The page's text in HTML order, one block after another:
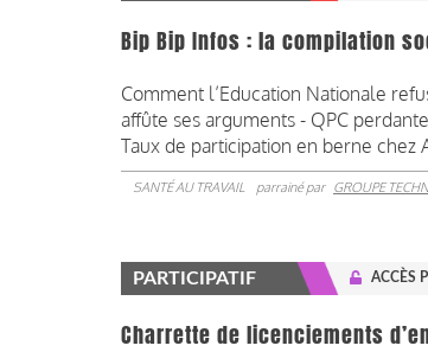
Bip Bip Infos : la compilation
Comment l’Education Nationale
affûte ses arguments - QPC
Taux de participation en berne
SANTÉ AU TRAVAIL parrainé par GROUPE
PARTICIPATIF ACCÈS
Charrette de licenciements